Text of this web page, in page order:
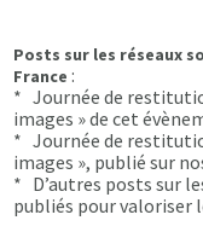
Posts sur les réseaux
France :
* Journée de
images » de cet
* Journée de
images », publié sur
* D’autres posts sur
publiés pour valoriser